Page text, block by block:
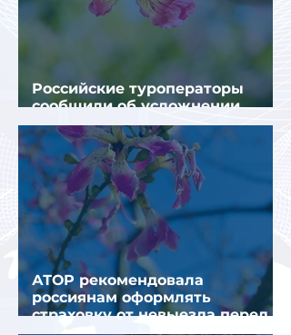
Российские туроператоры
сообщили об усложнении
получения виз в Грецию
АТОР рекомендовала
россиянам оформлять
страховку от невыезда перед